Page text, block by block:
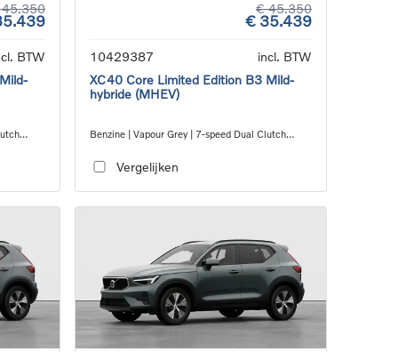
BTW
€ 45.350
€ 35.439
10429387
incl. BTW
XC40 Core Limited Edition B3 Mild-
hybride (MHEV)
Benzine | Vapour Grey | 7-speed Dual Clutch
Vergelijken